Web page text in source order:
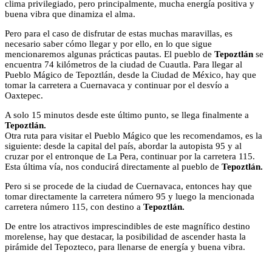
clima privilegiado, pero principalmente, mucha energía positiva y
buena vibra que dinamiza el alma.
Pero para el caso de disfrutar de estas muchas maravillas, es
necesario saber cómo llegar y por ello, en lo que sigue
mencionaremos algunas prácticas pautas. El pueblo de Tepoztlán se
encuentra 74 kilómetros de la ciudad de Cuautla. Para llegar al
Pueblo Mágico de Tepoztlán, desde la Ciudad de México, hay que
tomar la carretera a Cuernavaca y continuar por el desvío a
Oaxtepec.
A solo 15 minutos desde este último punto, se llega finalmente a
Tepoztlán.
Otra ruta para visitar el Pueblo Mágico que les recomendamos, es la
siguiente: desde la capital del país, abordar la autopista 95 y al
cruzar por el entronque de La Pera, continuar por la carretera 115.
Esta última vía, nos conducirá directamente al pueblo de Tepoztlán.
Pero si se procede de la ciudad de Cuernavaca, entonces hay que
tomar directamente la carretera número 95 y luego la mencionada
carretera número 115, con destino a Tepoztlán.
De entre los atractivos imprescindibles de este magnífico destino
morelense, hay que destacar, la posibilidad de ascender hasta la
pirámide del Tepozteco, para llenarse de energía y buena vibra.